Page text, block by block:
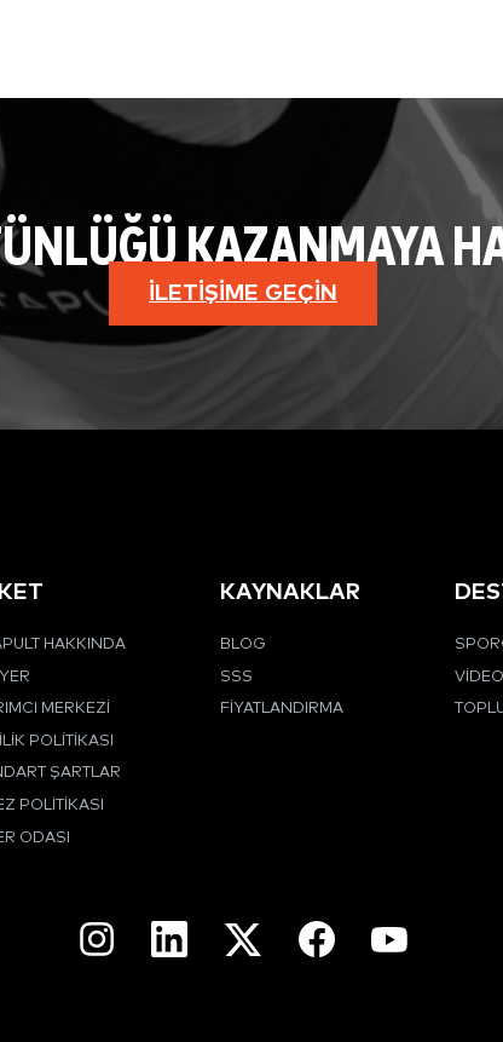
KAZANMAYA
İLETIŞIME GEÇIN
HAKKINDA
MERKEZI
POLITIKASI
ŞARTLAR
POLITIKASI
ODASI
KAYNAKLAR
BLOG
SSS
FIYATLANDIRMA